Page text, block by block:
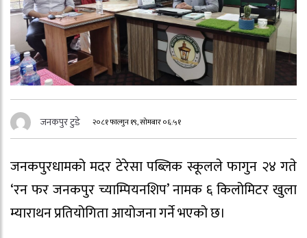
जनकपुर टुडे २०८१ फाल्गुन १९, सोमबार ०६:५१
जनकपुरधामको मदर टेरेसा पब्लिक स्कूलले फागुन २४ गते
‘रन फर जनकपुर च्याम्पियनशिप’ नामक ६ किलोमिटर खुला
म्याराथन प्रतियोगिता आयोजना गर्ने भएको छ।